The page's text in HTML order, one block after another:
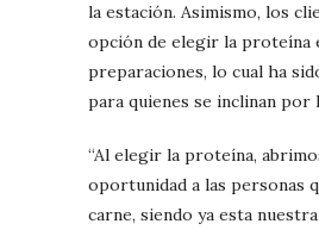
la estación. Asimismo, los
opción de elegir la proteína
preparaciones, lo cual ha
para quienes se inclinan por
“Al elegir la proteína,
oportunidad a las personas
carne, siendo ya esta nuestra